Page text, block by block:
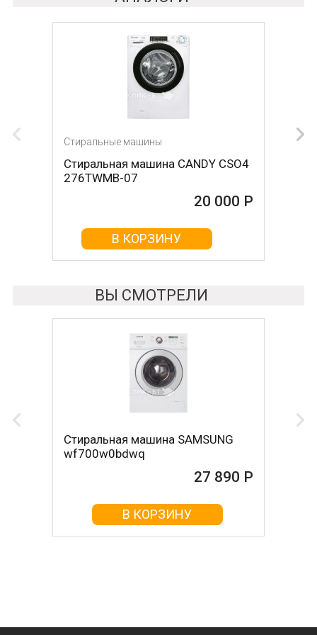
Стиральные машины
Стиральная машина CANDY CSO4
276TWMB-07
20 000 Р
В КОРЗИНУ
Стиральные машины
Стиральная машина WILLMARK
WMS-90P
20 000 Р
В КОРЗИНУ
ВЫ СМОТРЕЛИ
Стиральная машина SAMSUNG
wf700w0bdwq
27 890 Р
В КОРЗИНУ